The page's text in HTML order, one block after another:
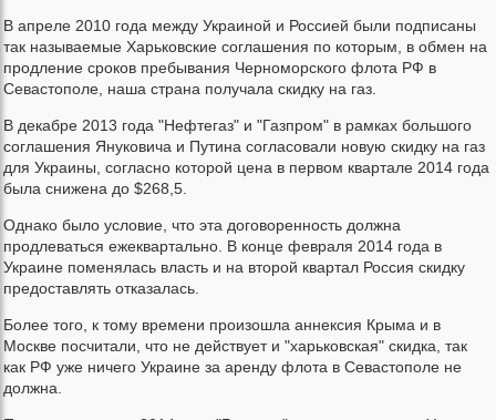
В апреле 2010 года между Украиной и Россией были подписаны
так называемые Харьковские соглашения по которым, в обмен на
продление сроков пребывания Черноморского флота РФ в
Севастополе, наша страна получала скидку на газ.
В декабре 2013 года "Нефтегаз" и "Газпром" в рамках большого
соглашения Януковича и Путина согласовали новую скидку на газ
для Украины, согласно которой цена в первом квартале 2014 года
была снижена до $268,5.
Однако было условие, что эта договоренность должна
продлеваться ежеквартально. В конце февраля 2014 года в
Украине поменялась власть и на второй квартал Россия скидку
предоставлять отказалась.
Более того, к тому времени произошла аннексия Крыма и в
Москве посчитали, что не действует и "харьковская" скидка, так
как РФ уже ничего Украине за аренду флота в Севастополе не
должна.